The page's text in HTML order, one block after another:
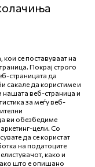
се поставуваат на
Покрај строго
страницата да
сакале да користиме и
нашата веб-страница и
за меѓу веб-
ви обезбедиме
цели. Со
да се користат
на податоците
како и
што е опишано